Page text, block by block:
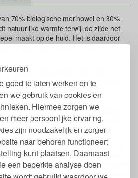
goed te laten werken en te
we gebruik van cookies en
Hiermee zorgen we
meer persoonlijke ervaring.
zijn noodzakelijk en zorgen
naar behoren functioneert
kunt plaatsen. Daarnaast
een beperkte analyse doen
70% biologische merinowol en 30%
natuurlijke warmte terwijl de zijde het
maakt op de huid. Het is daardoor
onder, maar ook fijn om los te
van wol helpt het hemd je
reguleren: het houdt je warm wanneer
verkoelend aan bij warmer weer.
en kan het veel vocht opnemen
Dit maakt het ideaal voor dagelijks
zoals wandelen, sporten of
is zeer fijn gesponnen en voelt zacht aan,
is dit hemd ook geschikt voor de
Cosilana gebruikt GOTS-gecertificeerde
en duurzame productiemethoden.